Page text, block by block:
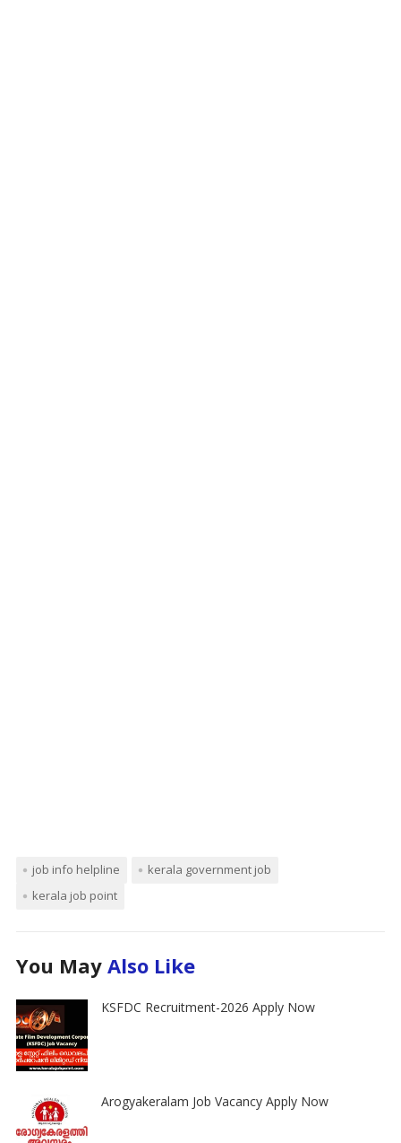
job info helpline
kerala government job
kerala job point
You May Also Like
KSFDC Recruitment-2026 Apply Now
Arogyakeralam Job Vacancy Apply Now